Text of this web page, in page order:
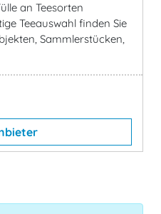
an Teesorten
Teeauswahl finden Sie
Sammlerstücken,